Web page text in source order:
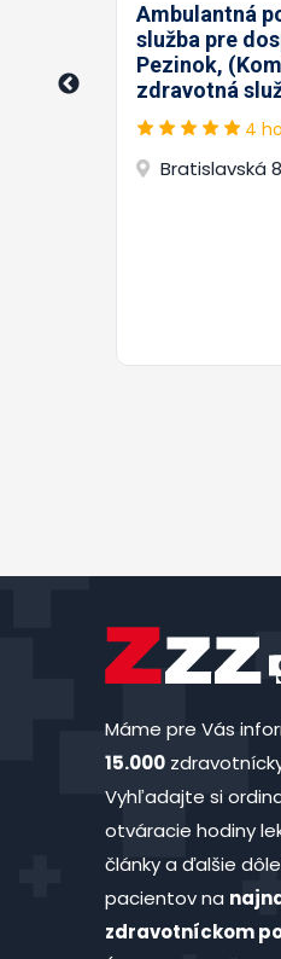
Ambulantná
služba pre
Pezinok,
zdravotná
4
Bratislavská
Máme pre Vás
15.000
Vyhľadajte si
otváracie hodiny
články a ďalšie
pacientov na
zdravotníckom